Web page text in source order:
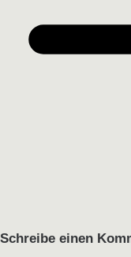
Schreibe einen